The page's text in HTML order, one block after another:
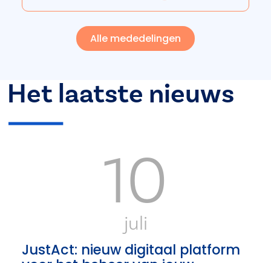
Alle mededelingen
Het laatste nieuws
10
juli
JustAct: nieuw digitaal platform